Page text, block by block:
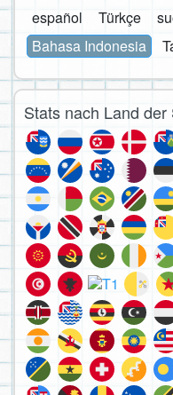
español
Türkçe
Bahasa Indonesia
Stats nach Land der